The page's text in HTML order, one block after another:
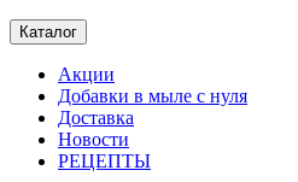
Каталог
Акции
Добавки в мыле с нуля
Доставка
Новости
РЕЦЕПТЫ